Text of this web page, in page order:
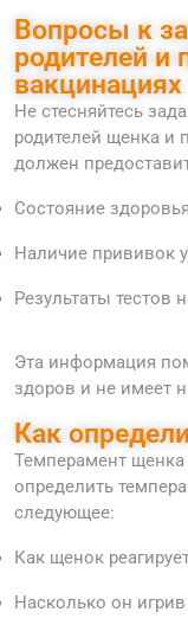
Вопросы к
родителей и
вакцинациях
Не стесняйтесь
родителей щенка и
должен
Состояние
Наличие прививок
Результаты тестов
Эта информация
здоров и не имеет
Как
Темперамент
определить
следующее:
Как щенок
Насколько он